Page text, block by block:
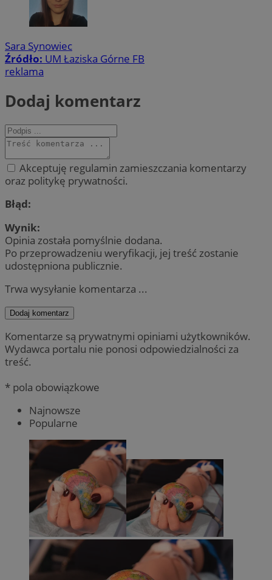
Sara Synowiec
Źródło: UM Łaziska Górne FB
reklama
Dodaj komentarz
Akceptuję regulamin zamieszczania komentarzy
oraz politykę prywatności.
Błąd:
Wynik:
Opinia została pomyślnie dodana.
Po przeprowadzeniu weryfikacji, jej treść zostanie
udostępniona publicznie.
Trwa wysyłanie komentarza ...
Dodaj komentarz
Komentarze są prywatnymi opiniami użytkowników.
Wydawca portalu nie ponosi odpowiedzialności za
treść.
* pola obowiązkowe
Najnowsze
Popularne